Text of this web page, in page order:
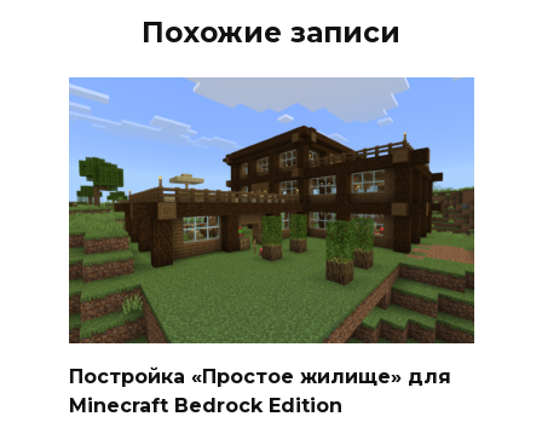
Похожие записи
Постройка «Простое жилище» для
Minecraft Bedrock Edition